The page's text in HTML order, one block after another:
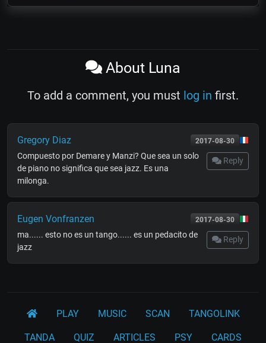
About Luna
To add a comment, you must log in first.
2017-08-30
Gregory Diaz
Reply
Compuesto por Demare y Manzi? Que sea un solo
de piano no significa que sea jazz. Es una
milonga.
2017-08-30
Eugen Vonfranzen
Reply
ma...... esto no es un tango...... es un pedacito de
jazz
PLAY MUSIC SCAN TANGOLINK
TANDA QUIZ ARTICLES PSY CARDS